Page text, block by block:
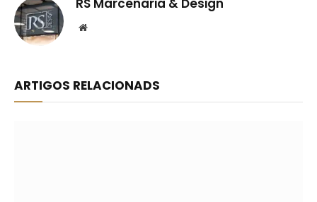
Website
ARTIGOS RELACIONADS